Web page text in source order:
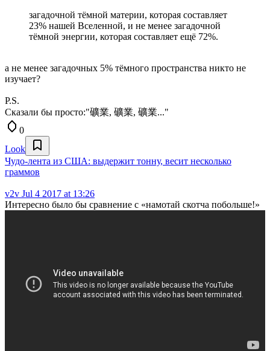
загадочной тёмной материи, которая составляет
23% нашей Вселенной, и не менее загадочной
тёмной энергии, которая составляет ещё 72%.
а не менее загадочных 5% тёмного пространства никто не
изучает?
P.S.
Сказали бы просто:"礦業, 礦業, 礦業..."
0
Look
Чудо-лента из США: выдержит тонну, весит несколько
граммов
v2v Jul 4 2017 at 13:26
Интересно было бы сравнение с «намотай скотча побольше!»